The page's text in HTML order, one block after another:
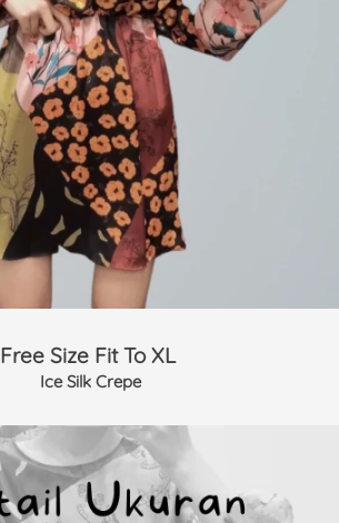
Free Size Fit To XL
Ice Silk Crepe